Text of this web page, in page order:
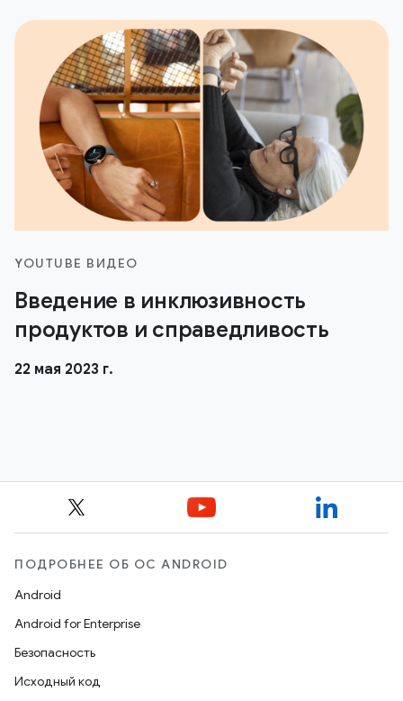
YOUTUBE ВИДЕО
Введение в инклюзивность
продуктов и справедливость
22 мая 2023 г.
ПОДРОБНЕЕ ОБ ОС ANDROID
Android
Android for Enterprise
Безопасность
Исходный код